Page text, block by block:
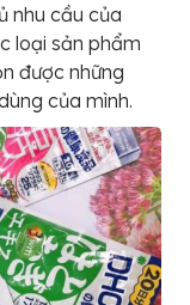
nhu cầu của
loại sản phẩm
được những
của mình.